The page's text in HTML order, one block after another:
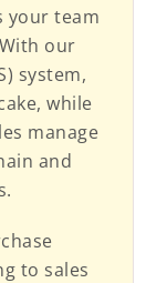
your team
our
system,
while
manage
and
to sales